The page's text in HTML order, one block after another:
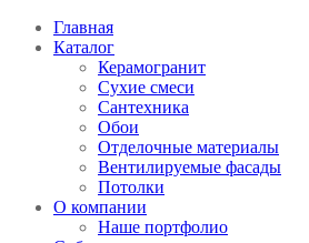
Главная
Каталог
Керамогранит
Сухие смеси
Сантехника
Обои
Отделочные материалы
Вентилируемые фасады
Потолки
О компании
Наше портфолио